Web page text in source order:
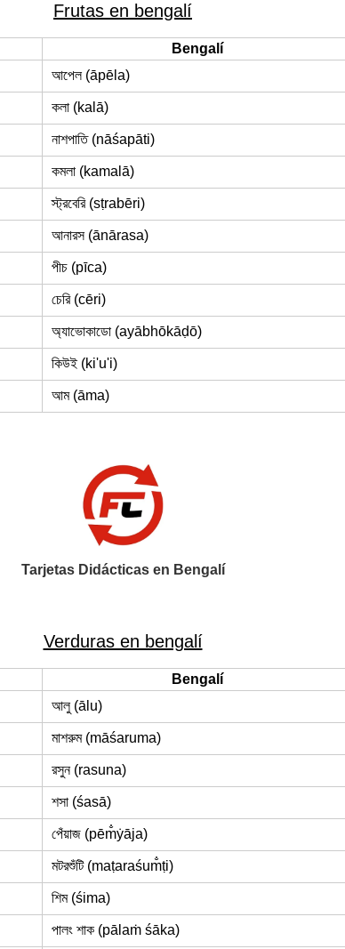
Frutas en bengalí
Bengalí
আপেল (āpēla)
কলা (kalā)
নাশপাতি (nāśapāti)
কমলা (kamalā)
স্ট্রবেরি (sṭrabēri)
আনারস (ānārasa)
পীচ (pīca)
চেরি (cēri)
অ্যাভোকাডো (ayābhōkāḍō)
কিউই (ki'u'i)
আম (āma)
Tarjetas Didácticas en Bengalí
Verduras en bengalí
Bengalí
আলু (ālu)
মাশরুম (māśaruma)
রসুন (rasuna)
শসা (śasā)
পেঁয়াজ (pēm̐ẏāja)
মটরশুঁটি (maṭaraśum̐ṭi)
শিম (śima)
পালং শাক (pālaṁ śāka)